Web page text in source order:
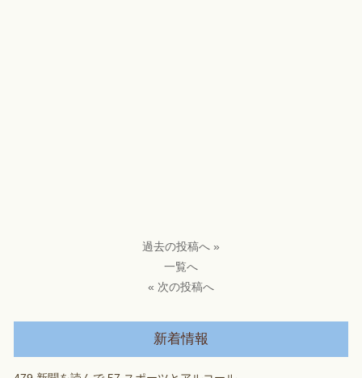
過去の投稿へ »
一覧へ
« 次の投稿へ
新着情報